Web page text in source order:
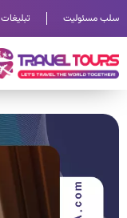
سلب مسئولیت تبلیغات